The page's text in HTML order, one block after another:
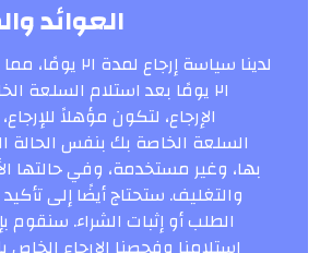
العوائد
لدينا سياسة إرجاع
۲۱ يومًا بعد استلام السلعة
الإرجاع، لتكون مؤهلاً
السلعة الخاصة بك بنفس الحالة
بها، وغير مستخدمة، وفي حالتها
والتغليف. ستحتاج أيضًا إلى
الطلب أو إثبات الشراء. سنقوم